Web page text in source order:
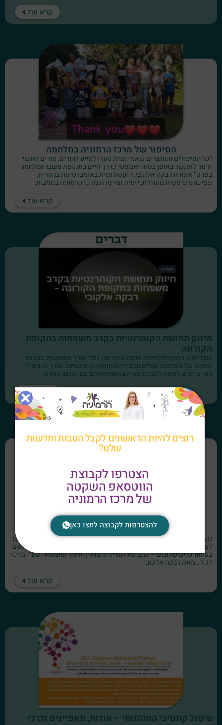
קרא עוד
הסיפור של מרכז הרמוניה במלחמה
"כל הטיפולים והמוצרים שאני יוצרת נועדו לסייע להורים, מורים ואנשי
חינוך לתקשר באופן בטוח ואמפטי כדרך חיים בתקופת משבר ומלחמה
בפרט" אומרת רבקה אלקובי, דוקטורנטית באוניברסיטת בן גוריון,
פסיכותרפיסטית מומחית, יזמית ומייסדת מרכז הרמוניה בנתיבות.
קרא עוד
חיזוק תחושת הקוהרנטיות בקרב משפחות בתקופת
הקורונה
עם החלת התקנות למיגור מגפת הקורונה, נולד צורך משמעותי בהבניה
מחדש של מערכות החיים וביצירת תחושת קוהרנטיות. צורך זה הוביל
הורים רבים לפנות לקבלת עזרה בהתמודדותם עם המצב החדש.
קרא עוד
חרדת בחינות
נועה נערה אינטלגנטית אשר חווה את הבחינות כמוקד לחץ וחרדה, עקב כך
לעתים ציוניה אינם משקפים את ידיעותיה על אף היותה מחוננת… פורסם
בעיתון כלים שלובים – כתב עת לענייני נישואין, חינוך ומשפחה שע"י מרכז
י.נ.ר., מאת רבקה אלקובי.
קרא עוד
טיפול קונטיבי התנהגותי – אודות, מאפיינים ודרכי
רוצים להיות הראשונים לקבל הטבות וחדשות
שלנו?
הצטרפו לקבוצת
הווטסאפ השקטה
של מרכז הרמוניה
להצטרפות לקבוצה לחצו כאן